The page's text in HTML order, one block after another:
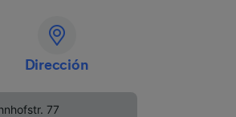
Dirección
77